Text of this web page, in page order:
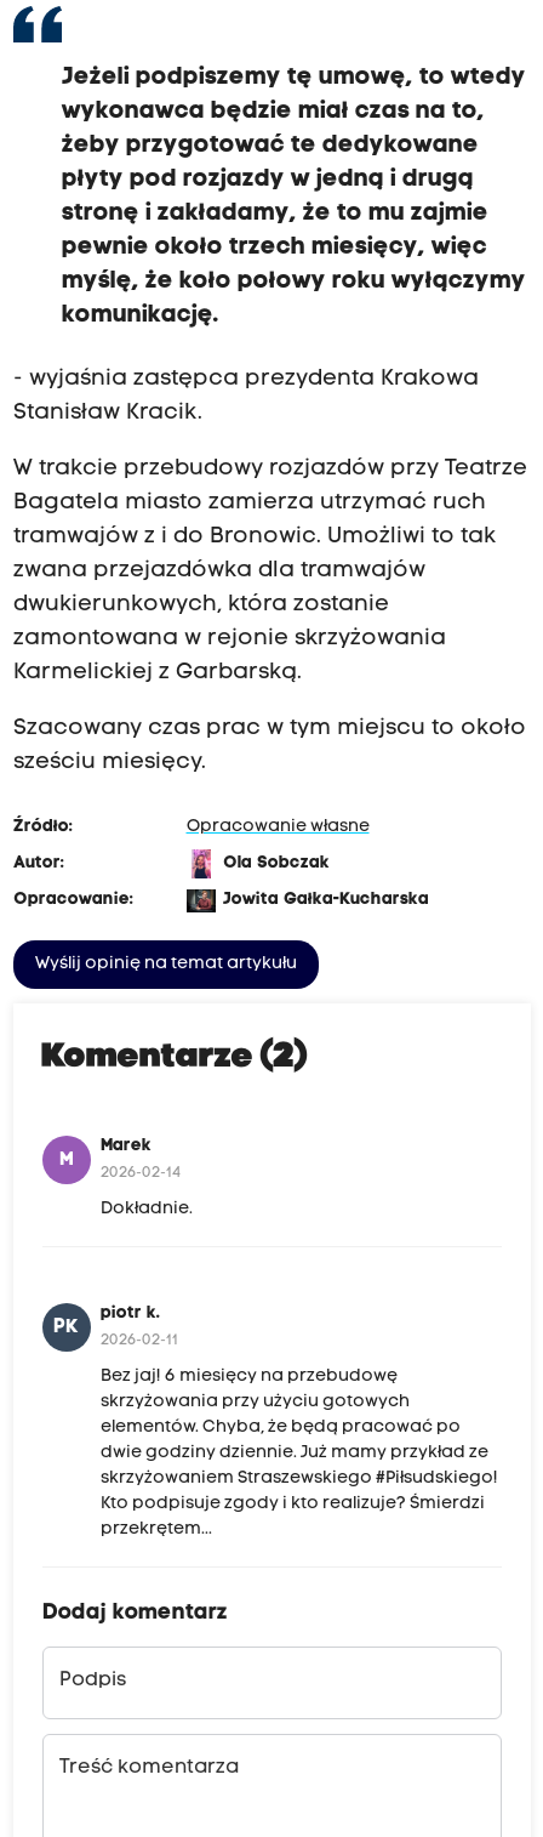
Jeżeli podpiszemy tę umowę, to wtedy
wykonawca będzie miał czas na to,
żeby przygotować te dedykowane
płyty pod rozjazdy w jedną i drugą
stronę i zakładamy, że to mu zajmie
pewnie około trzech miesięcy, więc
myślę, że koło połowy roku wyłączymy
komunikację.
- wyjaśnia zastępca prezydenta Krakowa
Stanisław Kracik.
W trakcie przebudowy rozjazdów przy Teatrze
Bagatela miasto zamierza utrzymać ruch
tramwajów z i do Bronowic. Umożliwi to tak
zwana przejazdówka dla tramwajów
dwukierunkowych, która zostanie
zamontowana w rejonie skrzyżowania
Karmelickiej z Garbarską.
Szacowany czas prac w tym miejscu to około
sześciu miesięcy.
Źródło:
Opracowanie własne
Autor:
Ola Sobczak
Opracowanie:
Jowita Gałka-Kucharska
Wyślij opinię na temat artykułu
Komentarze (2)
M
Marek
2026-02-14
Dokładnie.
PK
piotr k.
2026-02-11
Bez jaj! 6 miesięcy na przebudowę
skrzyżowania przy użyciu gotowych
elementów. Chyba, że będą pracować po
dwie godziny dziennie. Już mamy przykład ze
skrzyżowaniem Straszewskiego #Piłsudskiego!
Kto podpisuje zgody i kto realizuje? Śmierdzi
przekrętem...
Dodaj komentarz
Podpis
Treść komentarza